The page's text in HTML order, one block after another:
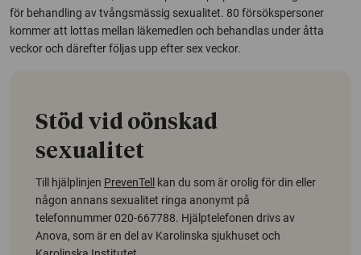
för behandling av tvångsmässig sexualitet. 80 försökspersoner
kommer att lottas mellan läkemedlen och behandlas under åtta
veckor och därefter följas upp efter sex veckor.
Stöd vid oönskad
sexualitet
Till hjälplinjen PrevenTell
kan du som är orolig för din eller
någon annans sexualitet ringa anonymt på
telefonnummer 020-667788. Hjälptelefonen drivs av
Anova, som är en del av Karolinska sjukhuset och